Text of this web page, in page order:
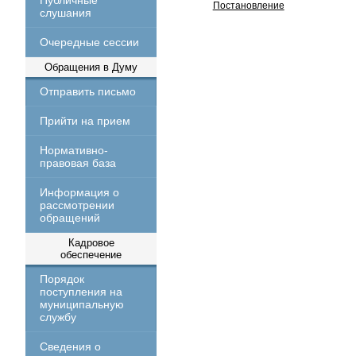
слушания
Очередные сессии
Обращения в Думу
Отправить письмо
Прийти на прием
Нормативно-
правовая база
Информация о
рассмотрении
обращений
Кадровое
обеспечение
Порядок
поступления на
муниципальную
службу
Сведения о
Постановление